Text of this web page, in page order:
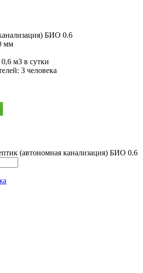
БИО 0.6
мм
0,6 м3 в сутки
3 человека
(автономная канализация) БИО 0.6